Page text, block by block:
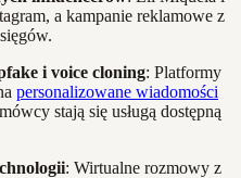
a kampanie reklamowe z
i voice cloning: Platformy
personalizowane wiadomości
stają się usługą dostępną
: Wirtualne rozmowy z